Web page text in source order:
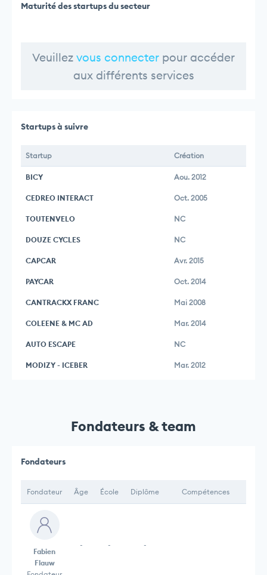
Maturité des startups du secteur
Veuillez vous connecter pour accéder
aux différents services
Startups à suivre
Startup Création
BICY Aou. 2012
CEDREO INTERACT Oct. 2005
TOUTENVELO NC
DOUZE CYCLES NC
CAPCAR Avr. 2015
PAYCAR Oct. 2014
CANTRACKX FRANC Mai 2008
COLEENE & MC AD Mar. 2014
AUTO ESCAPE NC
MODIZY - ICEBER Mar. 2012
Fondateurs & team
Fondateurs
Fondateur Âge École Diplôme Compétences
Fabien
Flauw
- - -